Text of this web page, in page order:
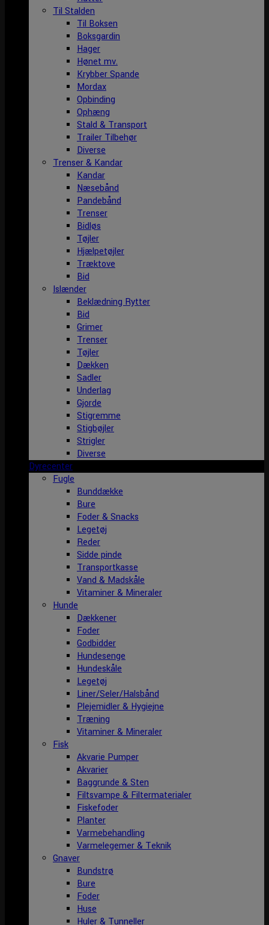
Til Stalden
Til Boksen
Boksgardin
Hager
Hønet mv.
Krybber Spande
Mordax
Opbinding
Ophæng
Stald & Transport
Trailer Tilbehør
Diverse
Trenser & Kandar
Kandar
Næsebånd
Pandebånd
Trenser
Bidløs
Tøjler
Hjælpetøjler
Træktove
Bid
Islænder
Beklædning Rytter
Bid
Grimer
Trenser
Tøjler
Dækken
Sadler
Underlag
Gjorde
Stigremme
Stigbøjler
Strigler
Diverse
Dyrecenter
Fugle
Bunddække
Bure
Foder & Snacks
Legetøj
Reder
Sidde pinde
Transportkasse
Vand & Madskåle
Vitaminer & Mineraler
Hunde
Dækkener
Foder
Godbidder
Hundesenge
Hundeskåle
Legetøj
Liner/Seler/Halsbånd
Plejemidler & Hygiejne
Træning
Vitaminer & Mineraler
Fisk
Akvarie Pumper
Akvarier
Baggrunde & Sten
Filtsvampe & Filtermaterialer
Fiskefoder
Planter
Varmebehandling
Varmelegemer & Teknik
Gnaver
Bundstrø
Bure
Foder
Huse
Huler & Tunneller